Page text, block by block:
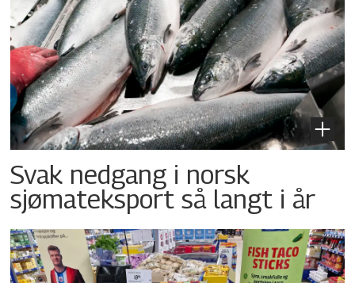
Svak nedgang i norsk
sjømateksport så langt i år